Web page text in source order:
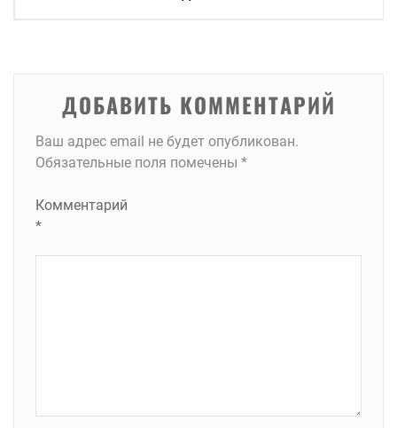
ДОБАВИТЬ КОММЕНТАРИЙ
Ваш адрес email не будет опубликован.
Обязательные поля помечены *
Комментарий
*